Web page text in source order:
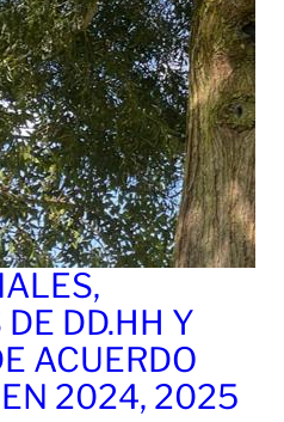
DD.HH Y
ACUERDO
2024, 2025